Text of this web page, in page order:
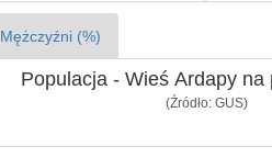
Mężczyźni (%)
Populacja - Wieś Ardapy na
(Źródło: GUS)